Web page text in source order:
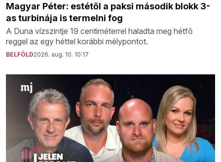
Magyar Péter: estétől a paksi második blokk 3-
as turbinája is termelni fog
A Duna vízszintje 19 centiméterrel haladta meg hétfő
reggel az egy héttel korábbi mélypontot.
BELFÖLD2026. aug. 10. 10:17